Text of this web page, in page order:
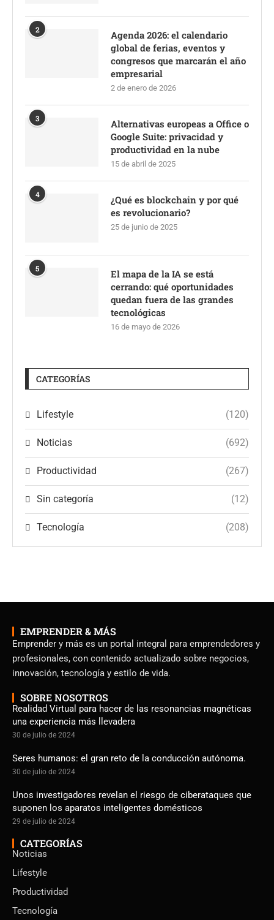
2
Agenda 2026: el calendario
global de ferias, eventos y
congresos que marcarán el año
empresarial
2 de enero de 2026
3
Alternativas europeas a Office o
Google Suite: privacidad y
productividad en la nube
15 de abril de 2025
4
¿Qué es blockchain y por qué
es revolucionario?
25 de junio de 2025
5
El mapa de la IA se está
cerrando: qué oportunidades
quedan fuera de las grandes
tecnológicas
16 de mayo de 2026
CATEGORÍAS
Lifestyle (120)
Noticias (692)
Productividad (267)
Sin categoría (12)
Tecnología (208)
EMPRENDER & MÁS
Emprender y más es un portal integral para emprendedores y
profesionales, con contenido actualizado sobre negocios,
innovación, tecnología y estilo de vida.
SOBRE NOSOTROS
Realidad Virtual para hacer de las resonancias magnéticas
una experiencia más llevadera
30 de julio de 2024
Seres humanos: el gran reto de la conducción autónoma.
30 de julio de 2024
Unos investigadores revelan el riesgo de ciberataques que
suponen los aparatos inteligentes domésticos
29 de julio de 2024
CATEGORÍAS
Noticias
Lifestyle
Productividad
Tecnología